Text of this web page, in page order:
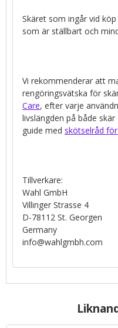
Skäret som ingår vid
som är ställbart och
Vi rekommenderar att
rengöringsvätska för
Care, efter varje
livslängden på både
guide med skötselråd
Tillverkare:
Wahl GmbH
Villinger Strasse 4
D-78112 St. Georgen
Germany
info@wahlgmbh.com